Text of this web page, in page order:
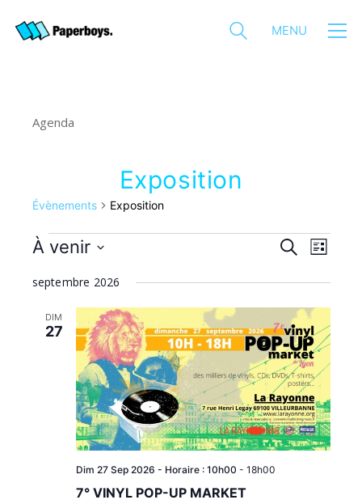
MENU
Agenda
Exposition
Évènements Exposition
Évènements
Recherche
navigation
vues
Recherche
de
Liste
À venir
une
septembre 2026
DIM
27
7° VINYL POP-UP MARKET
Dim 27 Sep 2026 - Horaire : 10h00 - 18h00